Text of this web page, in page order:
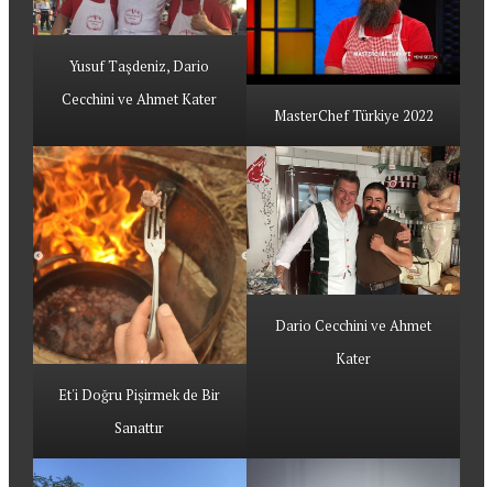
Yusuf Taşdeniz, Dario
Cecchini ve Ahmet Kater
MasterChef Türkiye 2022
Et'i Doğru Pişirmek de Bir
Sanattır
Dario Cecchini ve Ahmet
Kater